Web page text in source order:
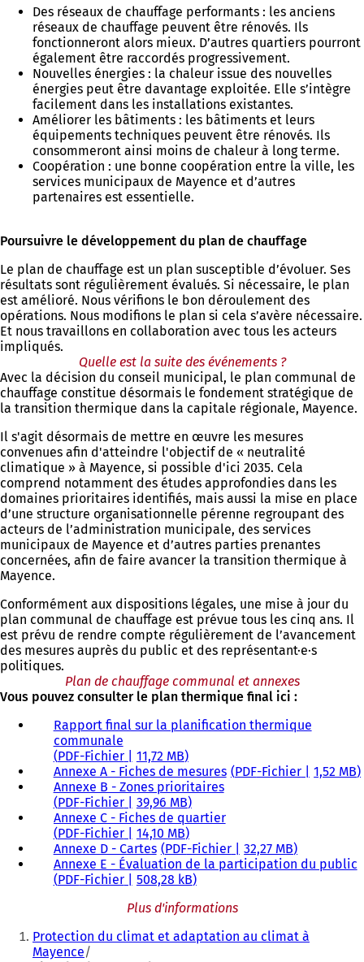
)
Des réseaux de chauffage performants : les anciens
réseaux de chauffage peuvent être rénovés. Ils
fonctionneront alors mieux. D’autres quartiers pourront
également être raccordés progressivement.
Nouvelles énergies : la chaleur issue des nouvelles
énergies peut être davantage exploitée. Elle s’intègre
facilement dans les installations existantes.
Améliorer les bâtiments : les bâtiments et leurs
équipements techniques peuvent être rénovés. Ils
consommeront ainsi moins de chaleur à long terme.
Coopération : une bonne coopération entre la ville, les
services municipaux de Mayence et d’autres
partenaires est essentielle.
Poursuivre le développement du plan de chauffage
Le plan de chauffage est un plan susceptible d’évoluer. Ses
résultats sont régulièrement évalués. Si nécessaire, le plan
est amélioré. Nous vérifions le bon déroulement des
opérations. Nous modifions le plan si cela s’avère nécessaire.
Et nous travaillons en collaboration avec tous les acteurs
impliqués.
Quelle est la suite des événements ?
Avec la décision du conseil municipal, le plan communal de
chauffage constitue désormais le fondement stratégique de
la transition thermique dans la capitale régionale, Mayence.
Il s'agit désormais de mettre en œuvre les mesures
convenues afin d'atteindre l'objectif de « neutralité
climatique » à Mayence, si possible d'ici 2035. Cela
comprend notamment des études approfondies dans les
domaines prioritaires identifiés, mais aussi la mise en place
d’une structure organisationnelle pérenne regroupant des
acteurs de l’administration municipale, des services
municipaux de Mayence et d’autres parties prenantes
concernées, afin de faire avancer la transition thermique à
Mayence.
Conformément aux dispositions légales, une mise à jour du
plan communal de chauffage est prévue tous les cinq ans. Il
est prévu de rendre compte régulièrement de l’avancement
des mesures auprès du public et des représentant·e·s
politiques.
Plan de chauffage communal et annexes
Vous pouvez consulter le plan thermique final ici :
Rapport final sur la planification thermique
communale
PDF-Fichier
11,72 MB
Annexe A - Fiches de mesures PDF-Fichier
1,52 MB
Annexe B - Zones prioritaires
PDF-Fichier
39,96 MB
Annexe C - Fiches de quartier
PDF-Fichier
14,10 MB
Annexe D - Cartes PDF-Fichier
32,27 MB
Annexe E - Évaluation de la participation du public
PDF-Fichier
508,28 kB
Plus d'informations
Vous
êtes
Protection du climat et adaptation au climat à
Mayence